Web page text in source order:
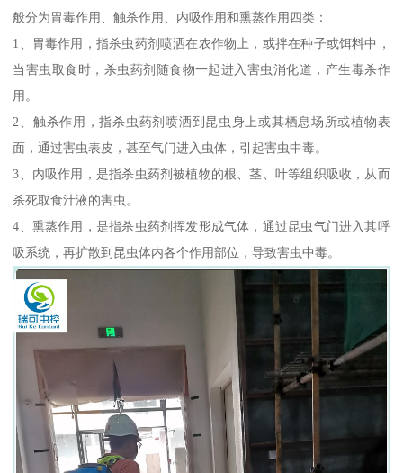
般分为胃毒作用、触杀作用、内吸作用和熏蒸作用四类：
1、胃毒作用，指杀虫药剂喷洒在农作物上，或拌在种子或饵料中，
当害虫取食时，杀虫药剂随食物一起进入害虫消化道，产生毒杀作
用。
2、触杀作用，指杀虫药剂喷洒到昆虫身上或其栖息场所或植物表
面，通过害虫表皮，甚至气门进入虫体，引起害虫中毒。
3、内吸作用，是指杀虫药剂被植物的根、茎、叶等组织吸收，从而
杀死取食汁液的害虫。
4、熏蒸作用，是指杀虫药剂挥发形成气体，通过昆虫气门进入其呼
吸系统，再扩散到昆虫体内各个作用部位，导致害虫中毒。